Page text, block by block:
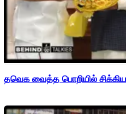
தவெக வைத்த பொறியில்